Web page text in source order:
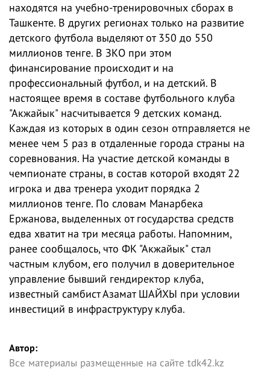
находятся на учебно-тренировочных сборах в
Ташкенте. В других регионах только на развитие
детского футбола выделяют от 350 до 550
миллионов тенге. В ЗКО при этом
финансирование происходит и на
профессиональный футбол, и на детский. В
настоящее время в составе футбольного клуба
"Акжайык" насчитывается 9 детских команд.
Каждая из которых в один сезон отправляется не
менее чем 5 раз в отдаленные города страны на
соревнования. На участие детской команды в
чемпионате страны, в состав которой входят 22
игрока и два тренера уходит порядка 2
миллионов тенге. По словам Манарбека
Ержанова, выделенных от государства средств
едва хватит на три месяца работы. Напомним,
ранее сообщалось, что ФК "Акжайык" стал
частным клубом, его получил в доверительное
управление бывший гендиректор клуба,
известный самбист Азамат ШАЙХЫ при условии
инвестиций в инфраструктуру клуба.
Автор:
Все материалы размещенные на сайте tdk42.kz